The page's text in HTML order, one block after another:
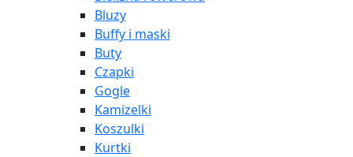
Bluzy
Buffy i maski
Buty
Czapki
Gogle
Kamizelki
Koszulki
Kurtki